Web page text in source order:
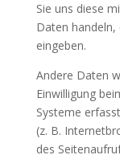
Sie uns diese
Daten
eingeben.
Andere Daten
Einwilligung
Systeme
(z. B.
des